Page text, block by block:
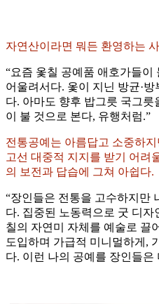
자연산이라면 뭐든 환영하는
“요즘 옻칠 공예품 애호가들
어울려서다. 옻이 지닌 방균·
다. 아마도 향후 밥그릇 국그
이 불 것으로 본다, 유행처럼.”
전통공예는 아름답고 소중하
고선 대중적 지지를 받기 어려
의 보전과 답습에 그쳐 아쉽다.
“장인들은 전통을 고수하지만
다. 집중된 노동력으로 굿 디
칠의 자연미 자체를 예술로 끌
도입하며 가급적 미니멀하게,
다. 이런 나의 공예를 장인들